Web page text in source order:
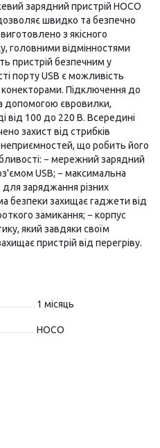
зарядний пристрій HOCO
швидко та безпечно
з якісного
головними відмінностями
пристрій безпечним у
порту USB є можливість
Підключення до
допомогою євровилки,
від 100 до 220 В. Всередині
захист від стрибків
неприємностей, що робить його
− мережний зарядний
USB; − максимальна
заряджання різних
безпеки захищає гаджети від
замикання; − корпус
який завдяки своїм
пристрій від перегріву.
1 місяць
HOCO